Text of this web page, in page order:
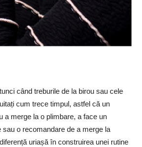
când treburile de la birou sau cele
cum trece timpul, astfel că un
a merge la o plimbare, a face un
sau o recomandare de a merge la
uriașă în construirea unei rutine